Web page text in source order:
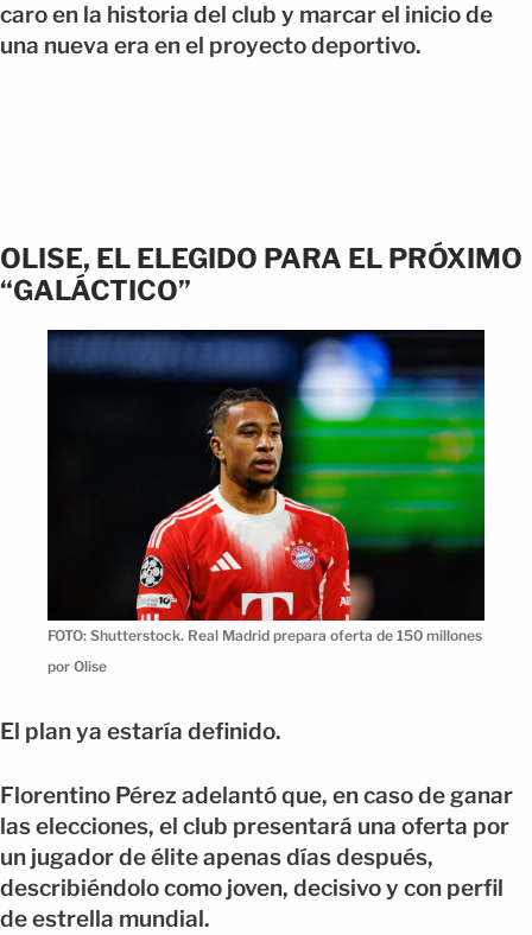
caro en la historia del club y marcar el inicio de
una nueva era en el proyecto deportivo.
OLISE, EL ELEGIDO PARA EL PRÓXIMO
“GALÁCTICO”
FOTO: Shutterstock. Real Madrid prepara oferta de 150 millones
por Olise
El plan ya estaría definido.
Florentino Pérez adelantó que, en caso de ganar
las elecciones, el club presentará una oferta por
un jugador de élite apenas días después,
describiéndolo como joven, decisivo y con perfil
de estrella mundial.